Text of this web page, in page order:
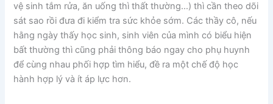
vệ sinh tắm rửa, ăn uống thì thất thường…) thì cần theo dõi
sát sao rồi đưa đi kiểm tra sức khỏe sớm. Các thầy cô, nếu
hằng ngày thấy học sinh, sinh viên của mình có biểu hiện
bất thường thì cũng phải thông báo ngay cho phụ huynh
để cùng nhau phối hợp tìm hiểu, đề ra một chế độ học
hành hợp lý và ít áp lực hơn.